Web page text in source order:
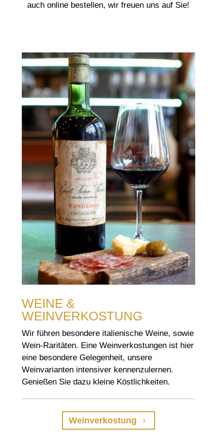
auch online bestellen, wir freuen uns auf Sie!
WEINE &
WEINVERKOSTUNG
Wir führen besondere italienische Weine, sowie
Wein-Raritäten. Eine Weinverkostungen ist hier
eine besondere Gelegenheit, unsere
Weinvarianten intensiver kennenzulernen.
Genießen Sie dazu kleine Köstlichkeiten.
Weinverkostung